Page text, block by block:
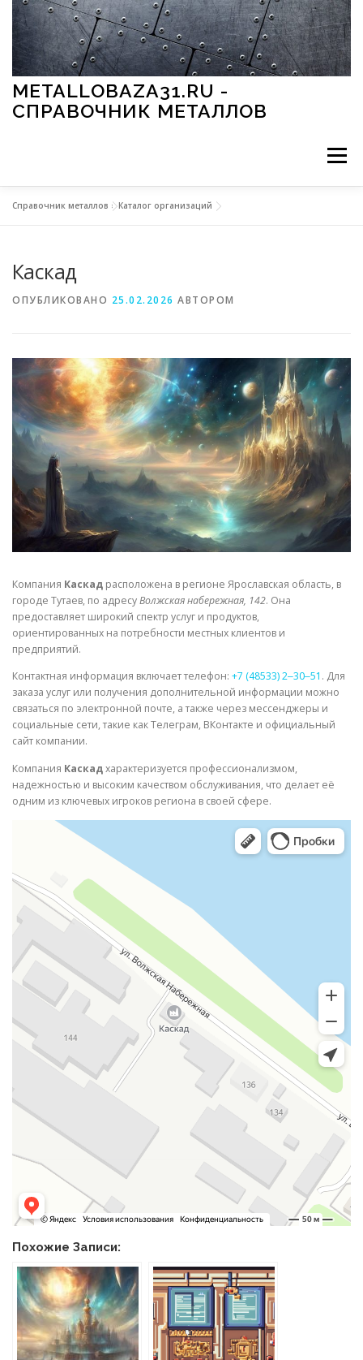
Перейти к содержимому
METALLOBAZA31.RU -
СПРАВОЧНИК МЕТАЛЛОВ
Меню
МЕТАЛЛЫ И ОКРУЖАЮЩАЯ СРЕДА
СВОЙСТВА МЕТАЛЛОВ СОРТА МЕТАЛЛОВ
СТАТЬИ
Справочник металлов »Каталог организаций
Каскад
ОПУБЛИКОВАНО 25.02.2026 АВТОРОМ
Компания Каскад расположена в регионе Ярославская область, в
городе Тутаев, по адресуВолжская набережная, 142. Она
предоставляет широкий спектр услуг и продуктов,
ориентированных на потребности местных клиентов и
предприятий.
Контактная информация включает телефон: +7 (48533) 2‒30‒51 . Для
заказа услуг или получения дополнительной информации можно
связаться по электронной почте, а также через мессенджеры и
социальные сети, такие как Телеграм, ВКонтакте и официальный
сайт компании.
Компания Каскадхарактеризуется профессионализмом,
надежностью и высоким качеством обслуживания, что делает её
одним из ключевых игроков региона в своей сфере.
Похожие Записи: